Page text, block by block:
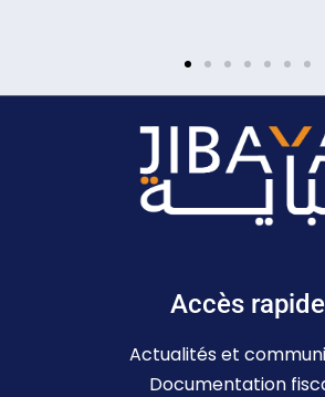
Accès rapide
Actualités et
Documentation